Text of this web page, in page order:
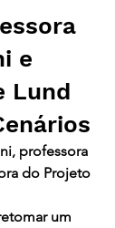
e
Lund
professora
do Projeto
um